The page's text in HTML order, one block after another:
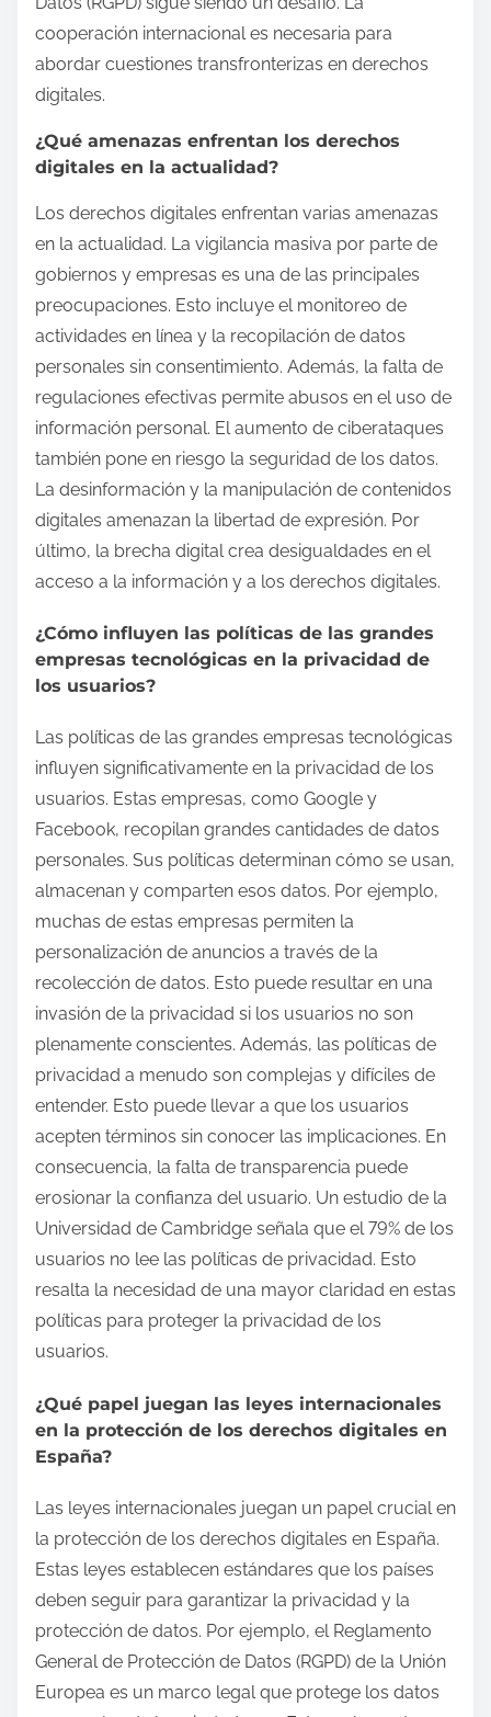
cooperación internacional es necesaria para
abordar cuestiones transfronterizas en derechos
digitales.
¿Qué amenazas enfrentan los derechos
digitales en la actualidad?
Los derechos digitales enfrentan varias amenazas
en la actualidad. La vigilancia masiva por parte de
gobiernos y empresas es una de las principales
preocupaciones. Esto incluye el monitoreo de
actividades en línea y la recopilación de datos
personales sin consentimiento. Además, la falta de
regulaciones efectivas permite abusos en el uso de
información personal. El aumento de ciberataques
también pone en riesgo la seguridad de los datos.
La desinformación y la manipulación de contenidos
digitales amenazan la libertad de expresión. Por
último, la brecha digital crea desigualdades en el
acceso a la información y a los derechos digitales.
¿Cómo influyen las políticas de las grandes
empresas tecnológicas en la privacidad de
los usuarios?
Las políticas de las grandes empresas tecnológicas
influyen significativamente en la privacidad de los
usuarios. Estas empresas, como Google y
Facebook, recopilan grandes cantidades de datos
personales. Sus políticas determinan cómo se usan,
almacenan y comparten esos datos. Por ejemplo,
muchas de estas empresas permiten la
personalización de anuncios a través de la
recolección de datos. Esto puede resultar en una
invasión de la privacidad si los usuarios no son
plenamente conscientes. Además, las políticas de
privacidad a menudo son complejas y difíciles de
entender. Esto puede llevar a que los usuarios
acepten términos sin conocer las implicaciones. En
consecuencia, la falta de transparencia puede
erosionar la confianza del usuario. Un estudio de la
Universidad de Cambridge señala que el 79% de los
usuarios no lee las políticas de privacidad. Esto
resalta la necesidad de una mayor claridad en estas
políticas para proteger la privacidad de los
usuarios.
¿Qué papel juegan las leyes internacionales
en la protección de los derechos digitales en
España?
Las leyes internacionales juegan un papel crucial en
la protección de los derechos digitales en España.
Estas leyes establecen estándares que los países
deben seguir para garantizar la privacidad y la
protección de datos. Por ejemplo, el Reglamento
General de Protección de Datos (RGPD) de la Unión
Europea es un marco legal que protege los datos